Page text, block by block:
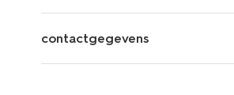
contactgegevens